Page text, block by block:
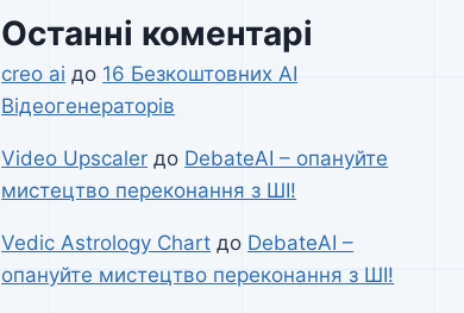
Останні коментарі
creo ai до 16 Безкоштовних AI
Відеогенераторів
Video Upscaler до DebateAI – опануйте
мистецтво переконання з ШІ!
Vedic Astrology Chart до DebateAI –
опануйте мистецтво переконання з ШІ!